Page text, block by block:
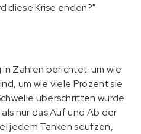
diese Krise enden?"
Zahlen berichtet: um wie
um wie viele Prozent sie
überschritten wurde.
nur das Auf und Ab der
jedem Tanken seufzen,